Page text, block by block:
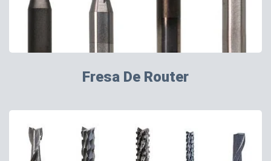
Fresa De Router